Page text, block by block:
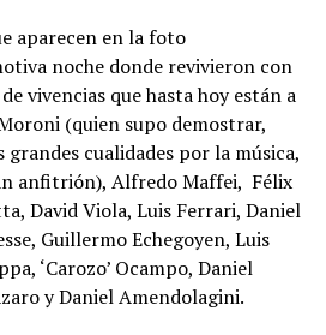
aparecen en la foto
noche donde revivieron con
vivencias que hasta hoy están a
(quien supo demostrar,
cualidades por la música,
anfitrión), Alfredo Maffei, Félix
David Viola, Luis Ferrari, Daniel
Guillermo Echegoyen, Luis
‘Carozo’ Ocampo, Daniel
y Daniel Amendolagini.